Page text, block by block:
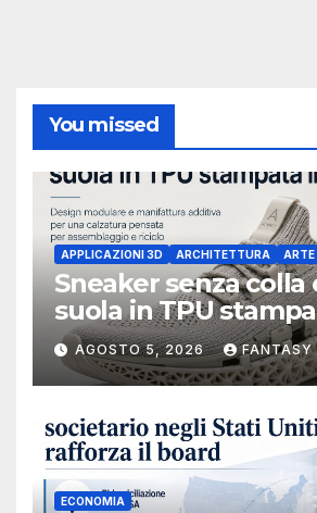
You missed
APPLICAZIONI 3D ARCHITETTURA ARTE
Sneaker senza colla
suola in TPU
AGOSTO 5, 2026 FANTASY
ECONOMIA